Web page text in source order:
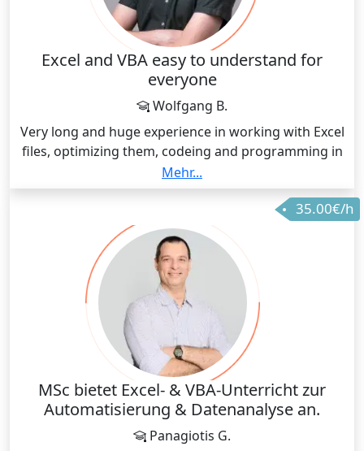
Excel and VBA easy to understand for
everyone
Wolfgang B.
Very long and huge experience in working with Excel
files, optimizing them, codeing and programming in
VBA to gain more specific functions and an user
optimized interface.
My mayor topic is to find the simpliest solution for
any problem.
Mehr...
35.00€/h
MSc bietet Excel- & VBA-Unterricht zur
Automatisierung & Datenanalyse an.
Panagiotis G.